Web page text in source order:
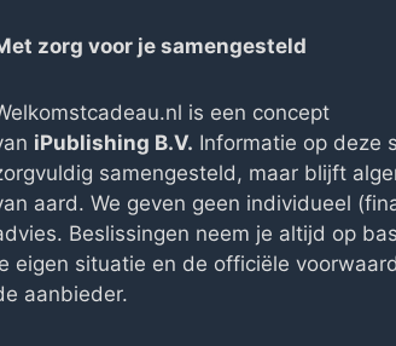
zorg voor je samengesteld
is een concept
iPublishing B.V. Informatie op deze
samengesteld, maar blijft
aard. We geven geen individueel
Beslissingen neem je altijd op
eigen situatie en de officiële
aanbieder.